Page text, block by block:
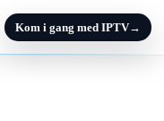
Kom i gang med IPTV→